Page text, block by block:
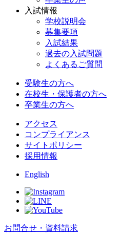
入試情報
学校説明会
募集要項
入試結果
過去の入試問題
よくあるご質問
受験生の方へ
在校生・保護者の方へ
卒業生の方へ
アクセス
コンプライアンス
サイトポリシー
採用情報
English
お問合せ・資料請求